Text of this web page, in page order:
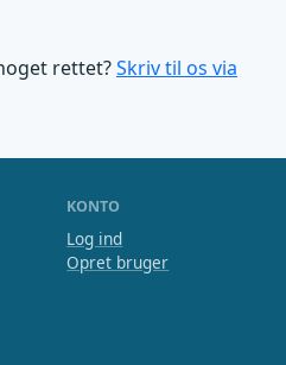
rettet?Skriv til os via
KONTO
Log ind
Opret bruger